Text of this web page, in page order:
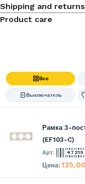
Shipping and returns
Product care
Все
Выключатель
Рамка 3-
(EF103-C)
47215
135,00